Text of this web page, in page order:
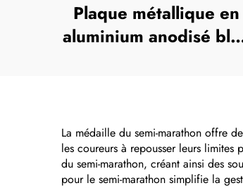
Plaque métallique en
aluminium anodisé
impression offset,
plaque métallique en
relief portant le nom
La médaille du semi-marathon offre
les coureurs à repousser leurs
du semi-marathon, créant ainsi des
pour le semi-marathon simplifie la